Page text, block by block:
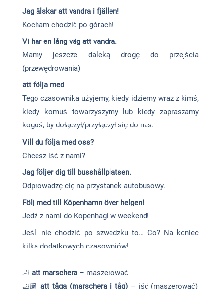
Jag älskar att vandra i fjällen!
Kocham chodzić po górach!
Vi har en lång väg att vandra.
Mamy jeszcze daleką drogę do przejścia
(przewędrowania)
att följa med
Tego czasownika użyjemy, kiedy idziemy wraz z kimś,
kiedy komuś towarzyszymy lub kiedy zapraszamy
kogoś, by dołączył/przyłączył się do nas.
Vill du följa med oss?
Chcesz iść z nami?
Jag följer dig till buss­hållplatsen.
Odprowadzę cię na przystanek autobusowy.
Följ med till Köpen­hamn över helgen!
Jedź z nami do Kopenhagi w weekend!
Jeśli nie chodzić po szwedzku to… Co? Na koniec
kilka dodatkowych czasowniów!
🦶 att marschera– maszerować
🦶🏽att tåga (marschera i tåg)– iść (maszerować)